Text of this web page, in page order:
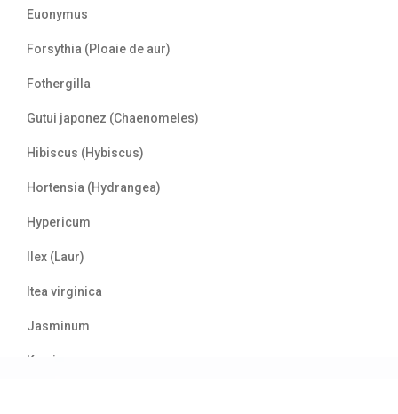
Euonymus
Forsythia (Ploaie de aur)
Fothergilla
Gutui japonez (Chaenomeles)
Hibiscus (Hybiscus)
Hortensia (Hydrangea)
Hypericum
Ilex (Laur)
Itea virginica
Jasminum
Kerria